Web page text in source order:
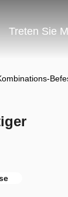
Treten Sie